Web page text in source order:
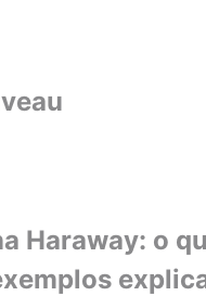
Haraway: o